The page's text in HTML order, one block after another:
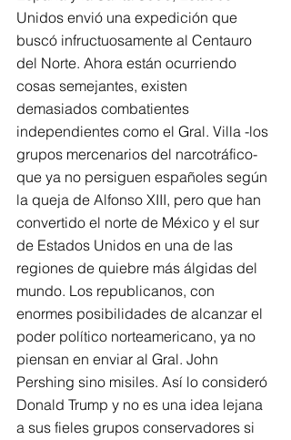
Unidos envió una expedición que
buscó infructuosamente al Centauro
del Norte. Ahora están ocurriendo
cosas semejantes, existen
demasiados combatientes
independientes como el Gral. Villa -los
grupos mercenarios del narcotráfico-
que ya no persiguen españoles según
la queja de Alfonso XIII, pero que han
convertido el norte de México y el sur
de Estados Unidos en una de las
regiones de quiebre más álgidas del
mundo. Los republicanos, con
enormes posibilidades de alcanzar el
poder político norteamericano, ya no
piensan en enviar al Gral. John
Pershing sino misiles. Así lo consideró
Donald Trump y no es una idea lejana
a sus fieles grupos conservadores si